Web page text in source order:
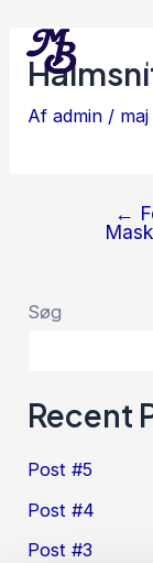
indholdet
Afadmin /
←
Søg
Recent
Post #5
Post #4
Post #3